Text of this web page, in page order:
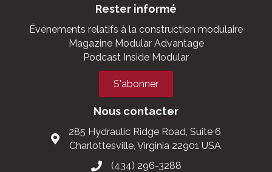
Rester informé
Événements relatifs à la construction modulaire
Magazine Modular Advantage
Podcast Inside Modular
S'abonner
Nous contacter
285 Hydraulic Ridge Road, Suite 6
Charlottesville, Virginia 22901 USA
(434) 296-3288